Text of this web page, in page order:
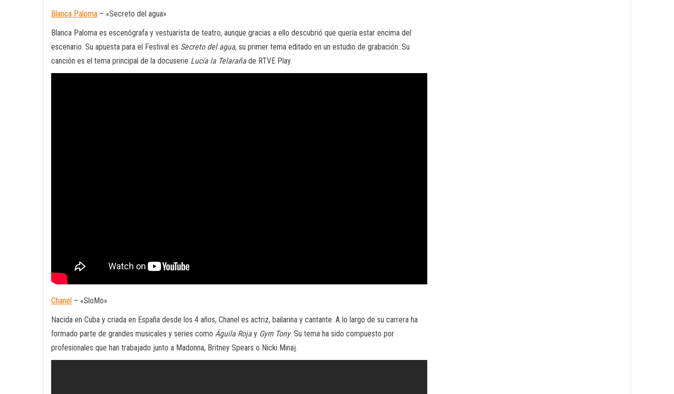
Blanca Paloma – «Secreto del agua»
Blanca Paloma es escenógrafa y vestuarista de teatro, aunque gracias a ello descubrió que quería estar encima del
escenario. Su apuesta para el Festival es Secreto del agua, su primer tema editado en un estudio de grabación. Su
canción es el tema principal de la docuserie Lucía la Telarañade RTVE Play.
Chanel – «SloMo»
Nacida en Cuba y criada en España desde los 4 años, Chanel es actriz, bailarina y cantante. A lo largo de su carrera ha
formado parte de grandes musicales y series como Águila Rojay Gym Tony. Su tema ha sido compuesto por
profesionales que han trabajado junto a Madonna, Britney Spears o Nicki Minaj.